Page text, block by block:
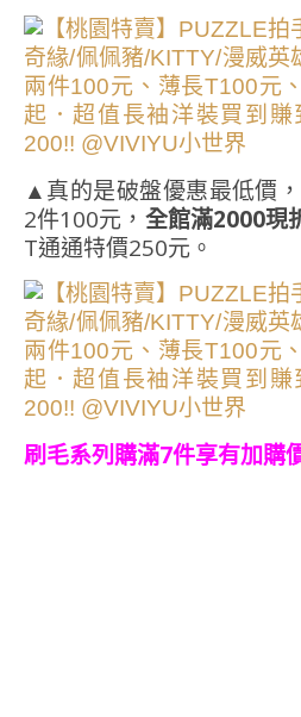
▲真的是破盤優惠最低價
2件100元， 全館滿2000現
T通通特價250元。
刷毛系列購滿7件享有加購